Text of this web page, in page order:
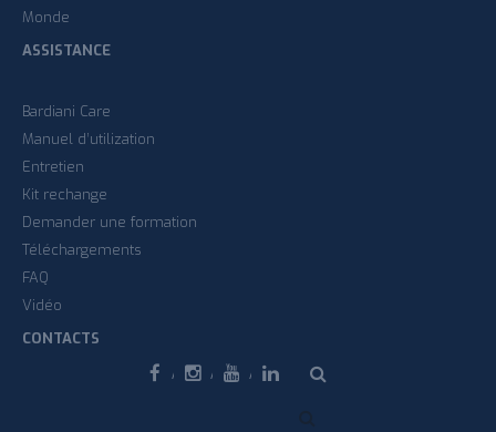
Monde
ASSISTANCE
Bardiani Care
Manuel d’utilization
Entretien
Kit rechange
Demander une formation
Téléchargements
FAQ
Vidéo
CONTACTS